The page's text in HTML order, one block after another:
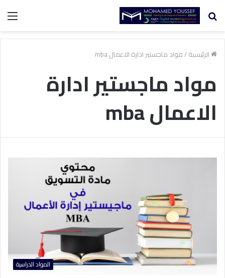
بحث
الرئيسية/مواد ماجستير ادارة الاعمال mba
مواد ماجستير ادارة
الاعمال mba
المواد الدراسية